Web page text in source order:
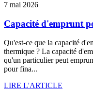
7 mai 2026
Capacité d'emprunt
Qu'est-ce que la capacité
thermique ? La capacité
qu'un particulier peut
pour fina...
LIRE L'ARTICLE